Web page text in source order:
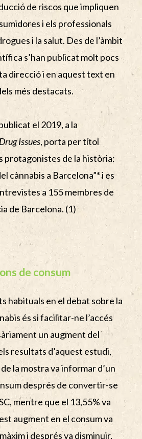
de riscos que impliquen
i els professionals
i la salut. Des de l’àmbit
s’han publicat molt pocs
direcció i en aquest text en
més destacats.
el 2019, a la
Issues, porta per títol
protagonistes de la història:
cànnabis a Barcelona”* i es
a 155 membres de
de Barcelona. (1)
de consum
habituals en el debat sobre la
és si facilitar-ne l’accés
un augment del
resultats d’aquest estudi,
la mostra va informar d’un
després de convertir-se
mentre que el 13,55% va
augment en el consum va
i després va disminuir.